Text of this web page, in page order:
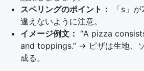
スペリングのポイント：
「s」
違えないように注意。
イメージ例文： “A pizza
and toppings.” → ピザは生地、
成る。